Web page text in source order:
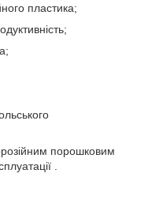
пластика;
порошковим
.